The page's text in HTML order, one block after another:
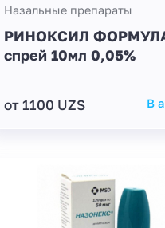
Назальные препараты
РИНОКСИЛ
спрей 10мл 0,05%
от 1100 UZS В